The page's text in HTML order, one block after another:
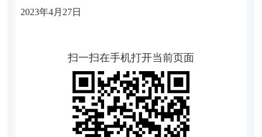
2023年4月27日
扫一扫在手机打开当前页面